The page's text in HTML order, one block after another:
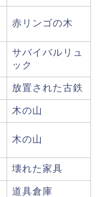
赤リンゴの木
サバイバルリュ
ック
放置された古鉄
木の山
木の山
壊れた家具
道具倉庫